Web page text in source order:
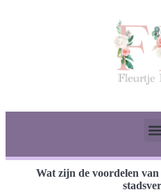
Wat zijn de voordelen